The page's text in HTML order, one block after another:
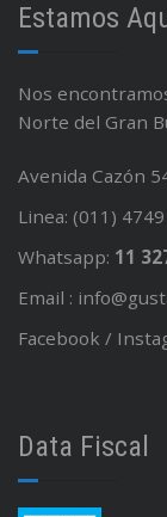
Estamos
Nos
Norte del Gran
Avenida Cazón
Linea: (011)
Whatsapp: 11
Email :
Facebook /
Data Fiscal